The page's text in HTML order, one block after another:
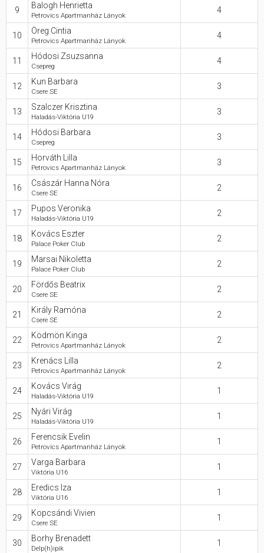
9 Balogh Henrietta
Petrovics Apartmanház Lányok
4
10 Öreg Cintia
Petrovics Apartmanház Lányok
4
11 Hódosi Zsuzsanna
Csepreg
4
12 Kun Barbara
Csere SE
3
13 Szalczer Krisztina
Haladás-Viktória U19
3
14 Hódosi Barbara
Csepreg
3
15 Horváth Lilla
Petrovics Apartmanház Lányok
3
16 Császár Hanna Nóra
Csere SE
2
17 Pupos Veronika
Haladás-Viktória U19
2
18 Kovács Eszter
Palace Poker Club
2
19 Marsai Nikoletta
Palace Poker Club
2
20 Fördős Beatrix
Csere SE
2
21 Király Ramóna
Csere SE
2
22 Ködmön Kinga
Petrovics Apartmanház Lányok
2
23 Krenács Lilla
Petrovics Apartmanház Lányok
2
24 Kovács Virág
Haladás-Viktória U19
1
25 Nyári Virág
Haladás-Viktória U19
1
26 Ferencsik Evelin
Petrovics Apartmanház Lányok
1
27 Varga Barbara
Viktória U16
1
28 Eredics Iza
Viktória U16
1
29 Kopcsándi Vivien
Csere SE
1
30 Borhy Brenadett
Delp(h)ipik
1